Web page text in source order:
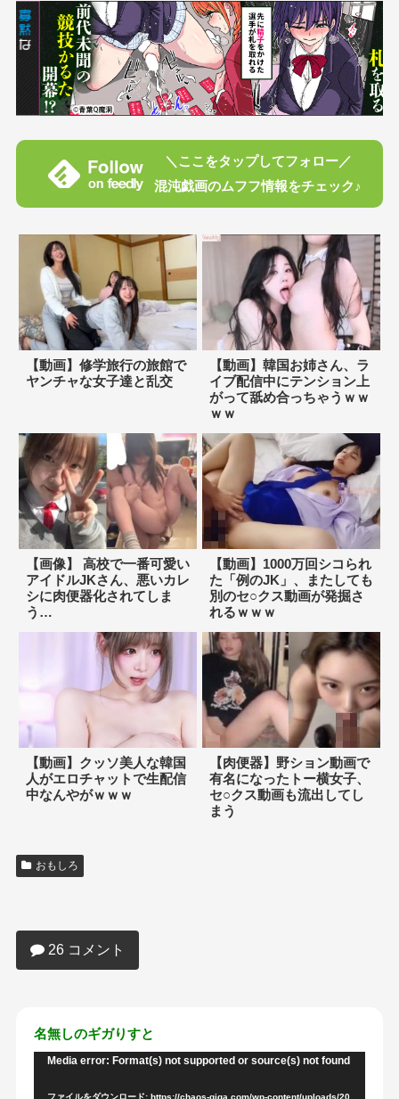
＼ここをタップしてフォロー／
混沌戯画のムフフ情報をチェック♪
【動画】修学旅行の旅館で
ヤンチャな女子達と乱交
【動画】韓国お姉さん、ラ
イブ配信中にテンション上
がって舐め合っちゃうｗｗ
ｗｗ
【画像】 高校で一番可愛い
アイドルJKさん、悪いカレ
シに肉便器化されてしま
う…
【動画】1000万回シコられ
た「例のJK」、またしても
別のセ○クス動画が発掘さ
れるｗｗｗ
【動画】クッソ美人な韓国
人がエロチャットで生配信
中なんやがｗｗｗ
【肉便器】野ション動画で
有名になったトー横女子、
セ○クス動画も流出してし
まう
おもしろ
をぶっ刺しながら路上で爆睡
26 コメント
名無しのギガりすと
Media error: Format(s) not supported or source(s) not found
ファイルをダウンロード: https://chaos-giga.com/wp-content/uploads/20